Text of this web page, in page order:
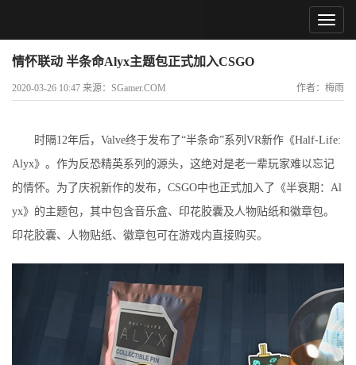
情怀联动 半条命Alyx主题包正式加入CSGO
2020-03-26 10:47 来源：SGamer.COM 作者：梅雨
时隔12年后，Valve终于发布了“半条命”系列VR新作《Half-Life:
Alyx》。作为反恐精英系列的源头，这绝对是老一辈玩家难以忘记
的情怀。为了庆祝新作的发布，CSGO中也正式加入了《半衰期：Al
yx》的主题包，其中包含音乐盒、印花胶囊及人物贴纸和徽章包。
印花胶囊、人物贴纸、徽章包可在游戏内直接购买。